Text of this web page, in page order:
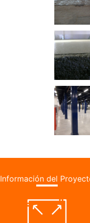
Información del